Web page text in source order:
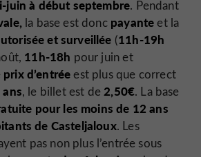
juin à début septembre. Pendant
la base est donc payanteet la
et surveillée (11h-19h
11h-18h pour juin et
prix d’entréeest plus que correct
, le billet est de2,50€. La base
pour les moins de 12 ans
de Casteljaloux. Les
pas non plus l’entrée sous